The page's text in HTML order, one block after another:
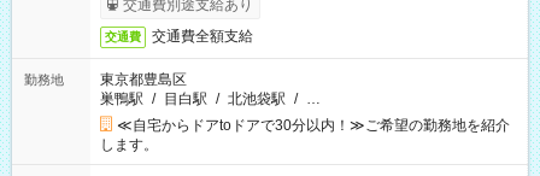
交通費別途支給あり
交通費 交通費全額支給
勤務地
東京都豊島区
巣鴨駅 / 目白駅 / 北池袋駅 / …
≪自宅からドアtoドアで30分以内！≫ご希望の勤務地を紹介
します。